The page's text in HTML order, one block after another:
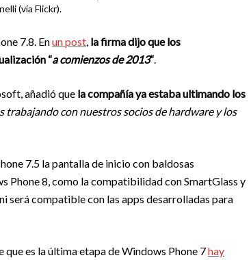
(vía Flickr).
7.8. Enun post, la firma dijo que los
“a comienzos de 2013“.
añadió que la compañía ya estaba ultimando los
trabajando con nuestros socios de hardware y los
7.5 la pantalla de inicio con baldosas
Phone 8, como la compatibilidad con SmartGlass y
será compatible con las apps desarrolladas para
que es la última etapa de Windows Phone 7hay